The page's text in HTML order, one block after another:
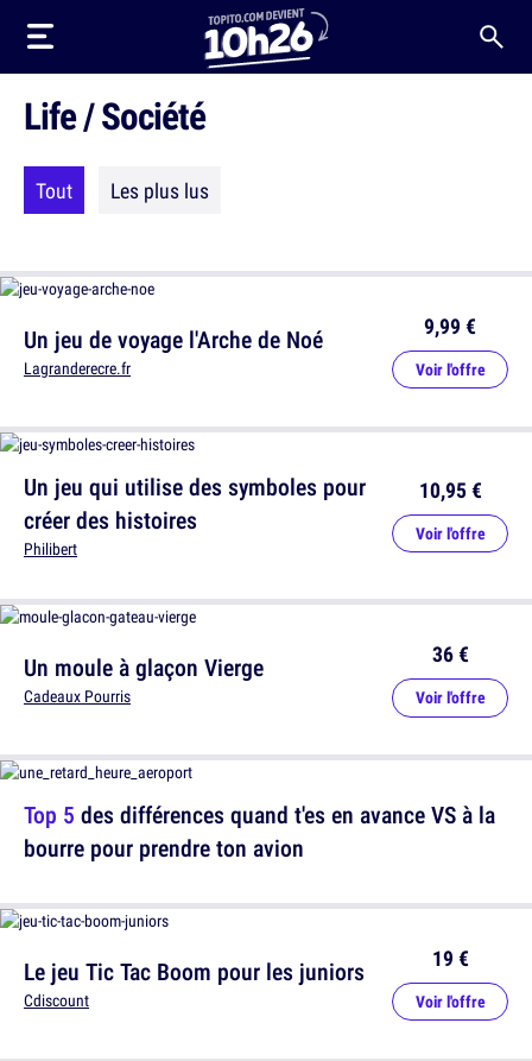
Life / Société
Tout Les plus lus
Un jeu de voyage l'Arche de Noé
Lagranderecre.fr
9,99 €
Voir l'offre
Un moule à glaçon Vierge
Cadeaux Pourris
36 €
Voir l'offre
Le jeu Tic Tac Boom pour les juniors
Cdiscount
19 €
Voir l'offre
Un jeu qui utilise des symboles pour
créer des histoires
Philibert
10,95 €
Voir l'offre
Top 5 des différences quand t'es en avance VS à la
bourre pour prendre ton avion